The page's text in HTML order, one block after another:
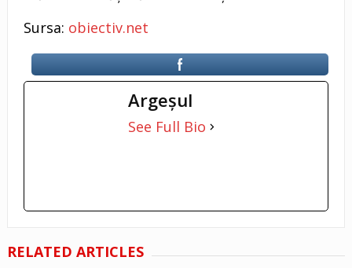
Sursa: obiectiv.net
Argeşul
See Full Bio
RELATED ARTICLES